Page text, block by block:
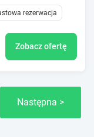
rezerwacja
Zobacz ofertę
Następna